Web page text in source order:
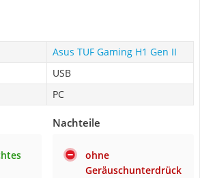
Asus TUF Gaming H1 Gen II
USB
PC
Nachteile
ohne
Geräuschunterdrück